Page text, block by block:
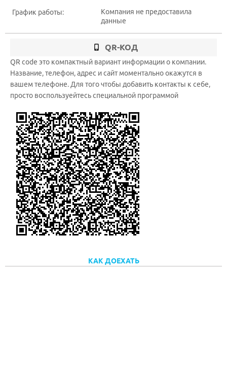
График работы:
Компания не предоставила
данные
QR-КОД
QR code это компактный вариант информации о компании.
Название, телефон, адрес и сайт моментально окажутся в
вашем телефоне. Для того чтобы добавить контакты к себе,
просто воспользуейтесь специальной программой
КАК ДОЕХАТЬ